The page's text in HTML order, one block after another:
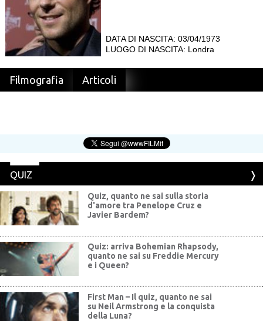
DATA DI NASCITA: 03/04/1973
LUOGO DI NASCITA: Londra
Filmografia Articoli
QUIZ
Quiz, quanto ne sai sulla storia
d'amore tra Penelope Cruz e
Javier Bardem?
Quiz: arriva Bohemian Rhapsody,
quanto ne sai su Freddie Mercury
e i Queen?
First Man – Il quiz, quanto ne sai
su Neil Armstrong e la conquista
della Luna?